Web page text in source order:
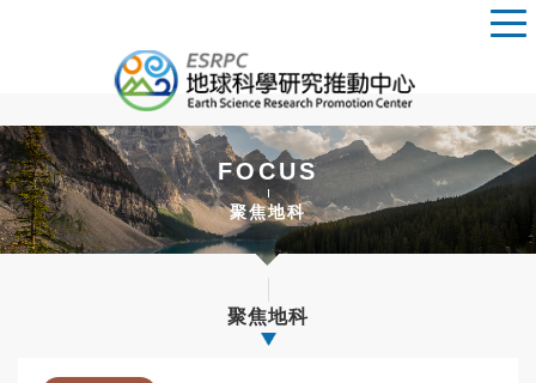
FOCUS
聚焦地科
聚焦地科